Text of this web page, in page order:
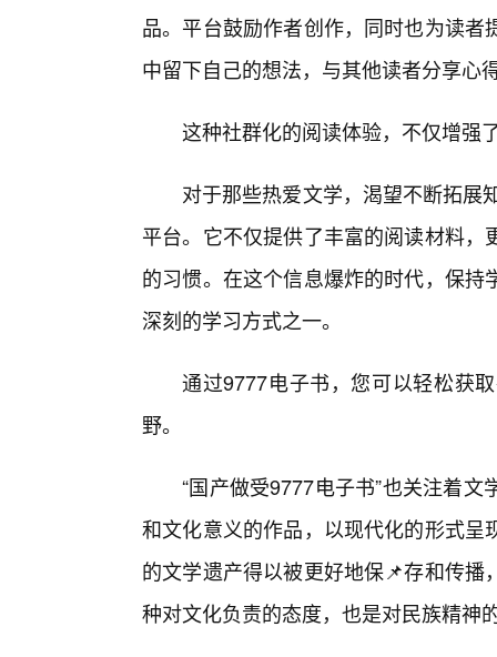
品。平台鼓励作者创作，同时也为读
中留下自己的想法，与其他读者分享心
这种社群化的阅读体验，不仅增强
对于那些热爱文学，渴望不断拓展
平台。它不仅提供了丰富的阅读材料
的习惯。在这个信息爆炸的时代，保
深刻的学习方式之一。
通过9777电子书，您可以轻松获
野。
“国产做受9777电子书”也关注着
和文化意义的作品，以现代化的形式
的文学遗产得以被更好地保📌存和传
种对文化负责的态度，也是对民族精神